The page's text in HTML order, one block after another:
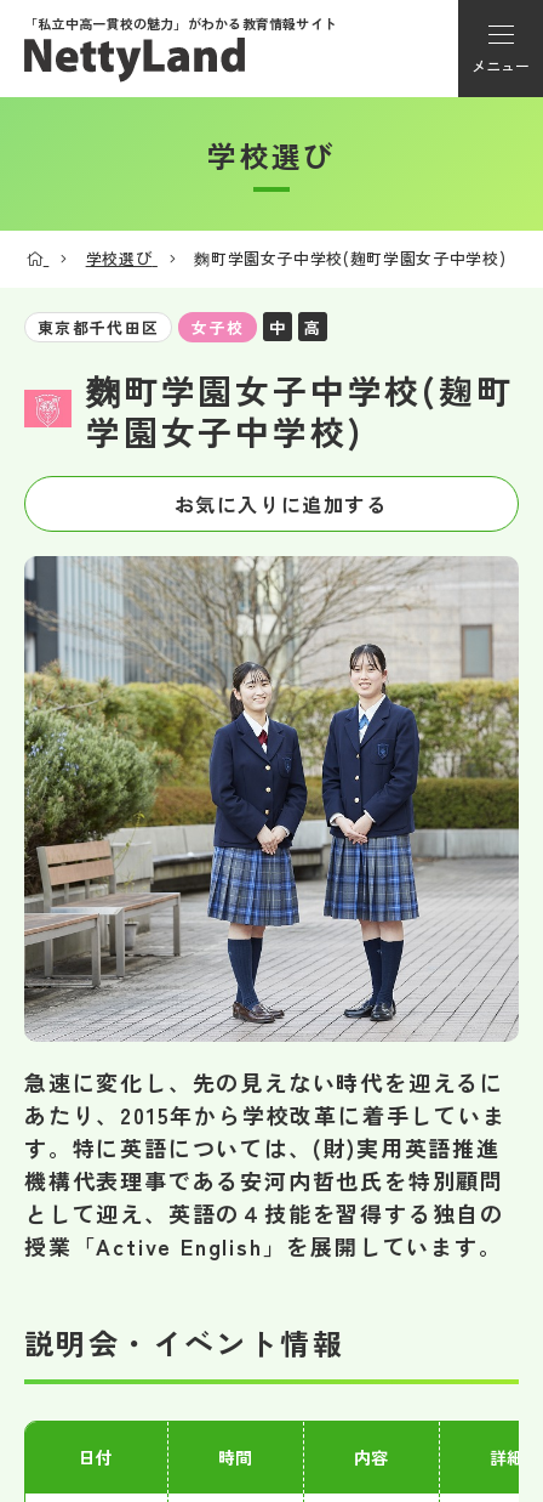
「私立中高一貫校の魅力」がわかる教育情報サイト
メニュー
アカウント登録
学校動画
私学探検隊
帰国生受験情報
説明会・イベント情報
よみもの
学校からのお知らせ
学校HP最新情報
特集
NettyLandかわら版
その他
お問い合わせ
個人情報保護方針
サイトマップ
学校選び
学校選び 麴町学園女子中学校(麹町学園女子中学校)
東京都千代田区 女子校 中 高
麴町学園女子中学校(麹町
学園女子中学校)
お気に入りに追加する
急速に変化し、先の見えない時代を迎えるに
あたり、2015年から学校改革に着手していま
す。特に英語については、(財)実用英語推進
機構代表理事である安河内哲也氏を特別顧問
として迎え、英語の４技能を習得する独自の
授業「Active English」を展開しています。
説明会・イベント情報
日付 時間 内容 詳細